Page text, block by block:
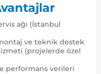
ağı (İstanbul
ve teknik destek
(projelerde özel
performans verileri